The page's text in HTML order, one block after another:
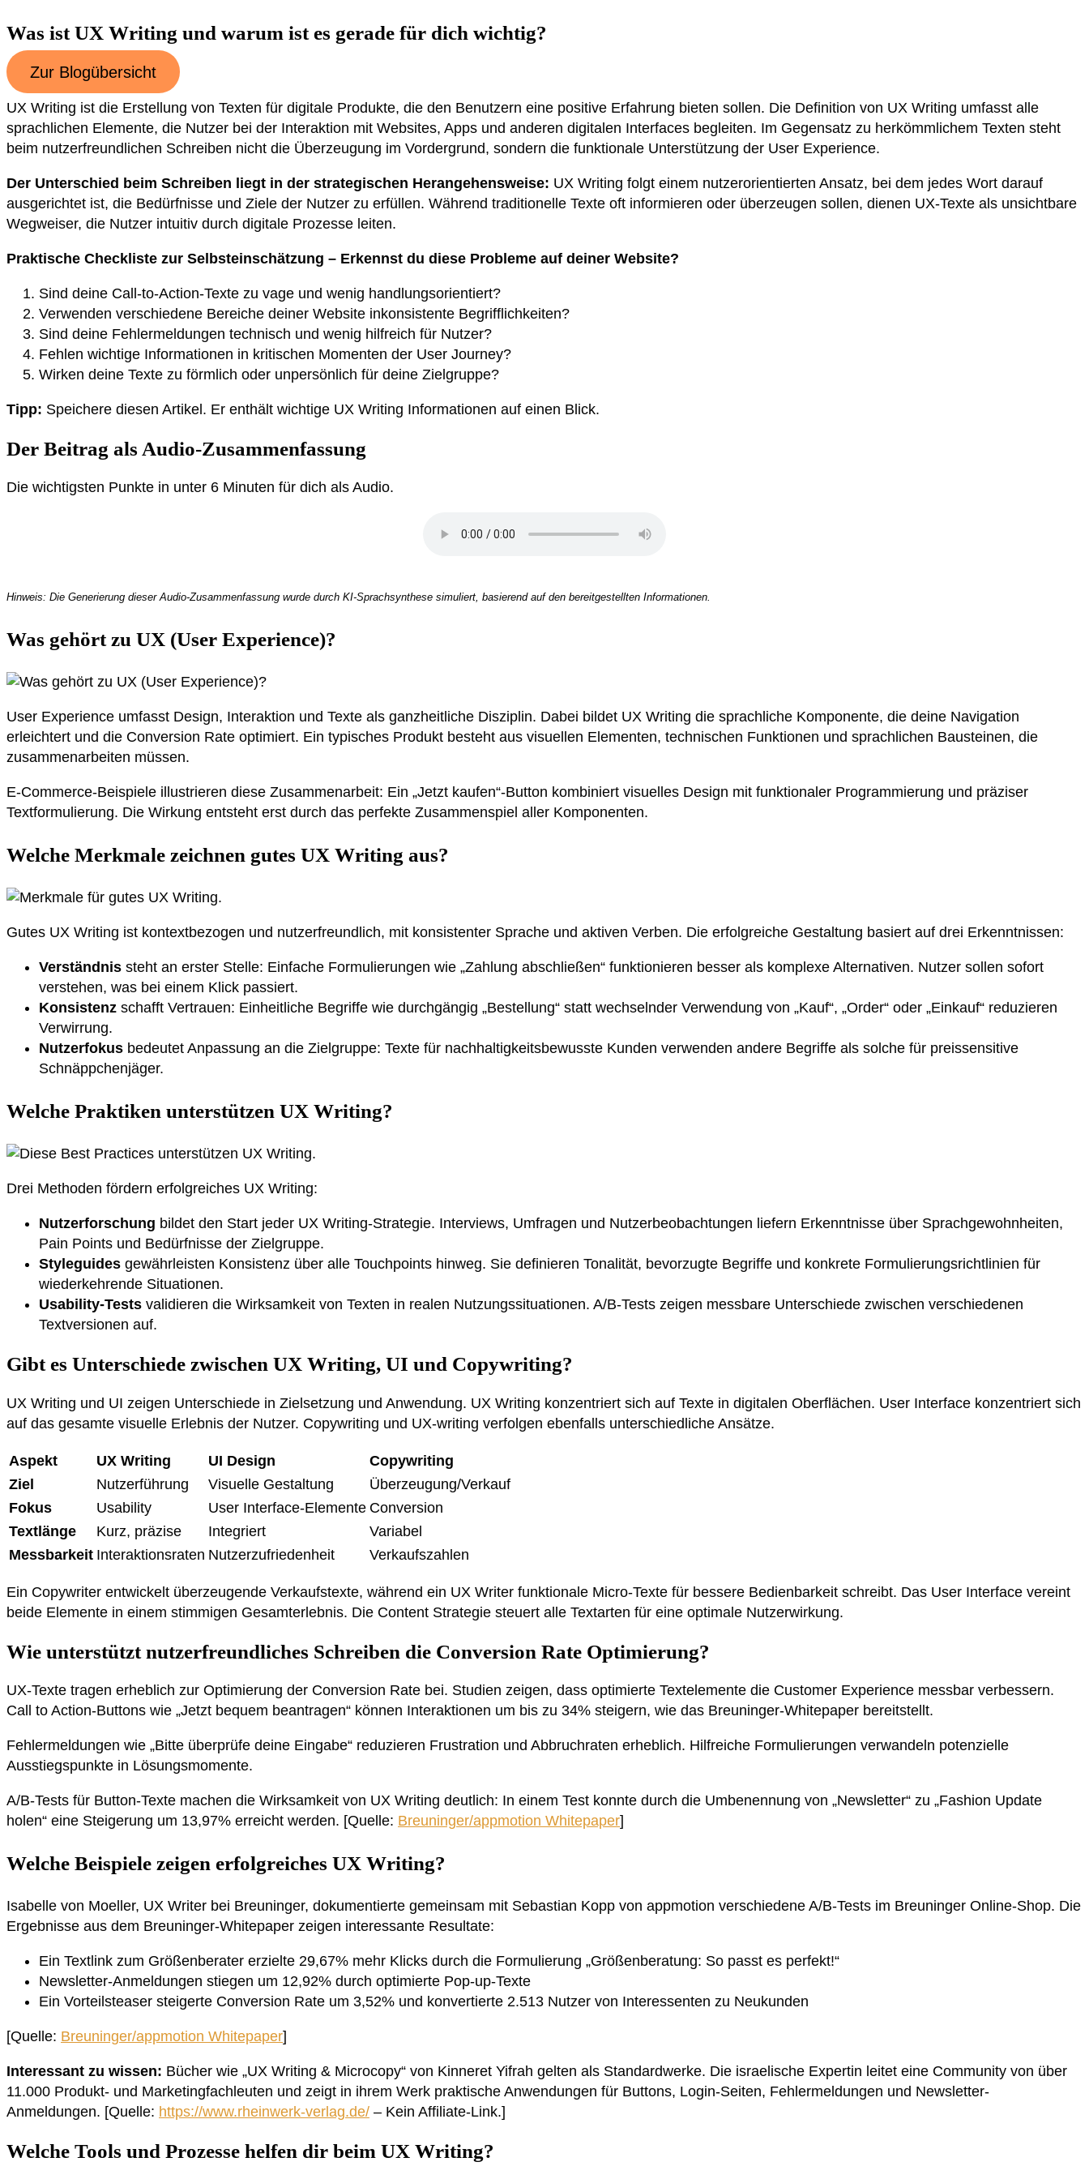
Was ist UX Writing und warum ist es gerade für dich wichtig?
Zur Blogübersicht
UX Writing ist die Erstellung von Texten für digitale Produkte, die den Benutzern eine positive Erfahrung bieten sollen. Die Definition von UX Writing umfasst alle
sprachlichen Elemente, die Nutzer bei der Interaktion mit Websites, Apps und anderen digitalen Interfaces begleiten. Im Gegensatz zu herkömmlichem Texten steht
beim nutzerfreundlichen Schreiben nicht die Überzeugung im Vordergrund, sondern die funktionale Unterstützung der User Experience.
Der Unterschied beim Schreiben liegt in der strategischen Herangehensweise: UX Writing folgt einem nutzerorientierten Ansatz, bei dem jedes Wort darauf
ausgerichtet ist, die Bedürfnisse und Ziele der Nutzer zu erfüllen. Während traditionelle Texte oft informieren oder überzeugen sollen, dienen UX-Texte als unsichtbare
Wegweiser, die Nutzer intuitiv durch digitale Prozesse leiten.
Praktische Checkliste zur Selbsteinschätzung – Erkennst du diese Probleme auf deiner Website?
Sind deine Call-to-Action-Texte zu vage und wenig handlungsorientiert?
Verwenden verschiedene Bereiche deiner Website inkonsistente Begrifflichkeiten?
Sind deine Fehlermeldungen technisch und wenig hilfreich für Nutzer?
Fehlen wichtige Informationen in kritischen Momenten der User Journey?
Wirken deine Texte zu förmlich oder unpersönlich für deine Zielgruppe?
Tipp: Speichere diesen Artikel. Er enthält wichtige UX Writing Informationen auf einen Blick.
Der Beitrag als Audio-Zusammenfassung
Die wichtigsten Punkte in unter 6 Minuten für dich als Audio.
Hinweis: Die Generierung dieser Audio-Zusammenfassung wurde durch KI-Sprachsynthese simuliert, basierend auf den bereitgestellten Informationen.
Was gehört zu UX (User Experience)?
User Experience umfasst Design, Interaktion und Texte als ganzheitliche Disziplin. Dabei bildet UX Writing die sprachliche Komponente, die deine Navigation
erleichtert und die Conversion Rate optimiert. Ein typisches Produkt besteht aus visuellen Elementen, technischen Funktionen und sprachlichen Bausteinen, die
zusammenarbeiten müssen.
E-Commerce-Beispiele illustrieren diese Zusammenarbeit: Ein „Jetzt kaufen“-Button kombiniert visuelles Design mit funktionaler Programmierung und präziser
Textformulierung. Die Wirkung entsteht erst durch das perfekte Zusammenspiel aller Komponenten.
Welche Merkmale zeichnen gutes UX Writing aus?
Gutes UX Writing ist kontextbezogen und nutzerfreundlich, mit konsistenter Sprache und aktiven Verben. Die erfolgreiche Gestaltung basiert auf drei Erkenntnissen:
Verständnis steht an erster Stelle: Einfache Formulierungen wie „Zahlung abschließen“ funktionieren besser als komplexe Alternativen. Nutzer sollen sofort
verstehen, was bei einem Klick passiert.
Konsistenz schafft Vertrauen: Einheitliche Begriffe wie durchgängig „Bestellung“ statt wechselnder Verwendung von „Kauf“, „Order“ oder „Einkauf“ reduzieren
Verwirrung.
Nutzerfokus bedeutet Anpassung an die Zielgruppe: Texte für nachhaltigkeitsbewusste Kunden verwenden andere Begriffe als solche für preissensitive
Schnäppchenjäger.
Welche Praktiken unterstützen UX Writing?
Drei Methoden fördern erfolgreiches UX Writing:
Nutzerforschung bildet den Start jeder UX Writing-Strategie. Interviews, Umfragen und Nutzerbeobachtungen liefern Erkenntnisse über Sprachgewohnheiten,
Pain Points und Bedürfnisse der Zielgruppe.
Styleguides gewährleisten Konsistenz über alle Touchpoints hinweg. Sie definieren Tonalität, bevorzugte Begriffe und konkrete Formulierungsrichtlinien für
wiederkehrende Situationen.
Usability-Tests validieren die Wirksamkeit von Texten in realen Nutzungssituationen. A/B-Tests zeigen messbare Unterschiede zwischen verschiedenen
Textversionen auf.
Gibt es Unterschiede zwischen UX Writing, UI und Copywriting?
UX Writing und UI zeigen Unterschiede in Zielsetzung und Anwendung. UX Writing konzentriert sich auf Texte in digitalen Oberflächen. User Interface konzentriert sich
auf das gesamte visuelle Erlebnis der Nutzer. Copywriting und UX-writing verfolgen ebenfalls unterschiedliche Ansätze.
Aspekt UX Writing UI Design
Copywriting
Ziel
Nutzerführung Visuelle Gestaltung
Überzeugung/Verkauf
Fokus
Usability User Interface-Elemente Conversion
Textlänge
Kurz, präzise Integriert
Variabel
Messbarkeit Interaktionsraten Nutzerzufriedenheit Verkaufszahlen
Ein Copywriter entwickelt überzeugende Verkaufstexte, während ein UX Writer funktionale Micro-Texte für bessere Bedienbarkeit schreibt. Das User Interface vereint
beide Elemente in einem stimmigen Gesamterlebnis. Die Content Strategie steuert alle Textarten für eine optimale Nutzerwirkung.
Wie unterstützt nutzerfreundliches Schreiben die Conversion Rate Optimierung?
UX-Texte tragen erheblich zur Optimierung der Conversion Rate bei. Studien zeigen, dass optimierte Textelemente die Customer Experience messbar verbessern.
Call to Action-Buttons wie „Jetzt bequem beantragen“ können Interaktionen um bis zu 34% steigern, wie das Breuninger-Whitepaper bereitstellt.
Fehlermeldungen wie „Bitte überprüfe deine Eingabe“ reduzieren Frustration und Abbruchraten erheblich. Hilfreiche Formulierungen verwandeln potenzielle
Ausstiegspunkte in Lösungsmomente.
A/B-Tests für Button-Texte machen die Wirksamkeit von UX Writing deutlich: In einem Test konnte durch die Umbenennung von „Newsletter“ zu „Fashion Update
holen“ eine Steigerung um 13,97% erreicht werden. [Quelle: Breuninger/appmotion Whitepaper]
Welche Beispiele zeigen erfolgreiches UX Writing?
Isabelle von Moeller, UX Writer bei Breuninger, dokumentierte gemeinsam mit Sebastian Kopp von appmotion verschiedene A/B-Tests im Breuninger Online-Shop. Die
Ergebnisse aus dem Breuninger-Whitepaper zeigen interessante Resultate:
Ein Textlink zum Größenberater erzielte 29,67% mehr Klicks durch die Formulierung „Größenberatung: So passt es perfekt!“
Newsletter-Anmeldungen stiegen um 12,92% durch optimierte Pop-up-Texte
Ein Vorteilsteaser steigerte Conversion Rate um 3,52% und konvertierte 2.513 Nutzer von Interessenten zu Neukunden
[Quelle: Breuninger/appmotion Whitepaper]
Interessant zu wissen: Bücher wie „UX Writing & Microcopy“ von Kinneret Yifrah gelten als Standardwerke. Die israelische Expertin leitet eine Community von über
11.000 Produkt- und Marketingfachleuten und zeigt in ihrem Werk praktische Anwendungen für Buttons, Login-Seiten, Fehlermeldungen und Newsletter-
Anmeldungen. [Quelle: https://www.rheinwerk-verlag.de/ – Kein Affiliate-Link.]
Welche Tools und Prozesse helfen dir beim UX Writing?